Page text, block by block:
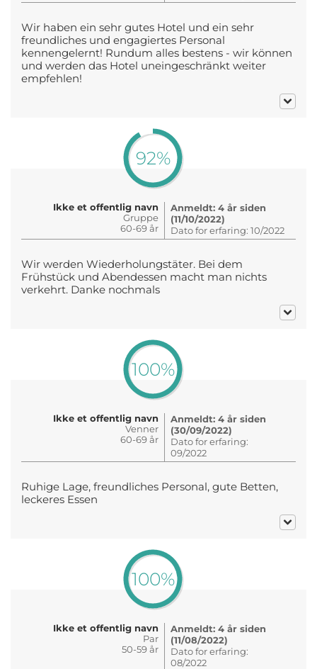
Wir haben ein sehr gutes Hotel und ein sehr
freundliches und engagiertes Personal
kennengelernt! Rundum alles bestens - wir können
und werden das Hotel uneingeschränkt weiter
empfehlen!
92%
Ikke et offentlig navn
Gruppe
60-69 år
Anmeldt: 4 år siden
(11/10/2022)
Dato for erfaring: 10/2022
Wir werden Wiederholungstäter. Bei dem
Frühstück und Abendessen macht man nichts
verkehrt. Danke nochmals
100%
Ikke et offentlig navn
Venner
60-69 år
Anmeldt: 4 år siden
(30/09/2022)
Dato for erfaring:
09/2022
Ruhige Lage, freundliches Personal, gute Betten,
leckeres Essen
100%
Ikke et offentlig navn
Par
50-59 år
Anmeldt: 4 år siden
(11/08/2022)
Dato for erfaring:
08/2022